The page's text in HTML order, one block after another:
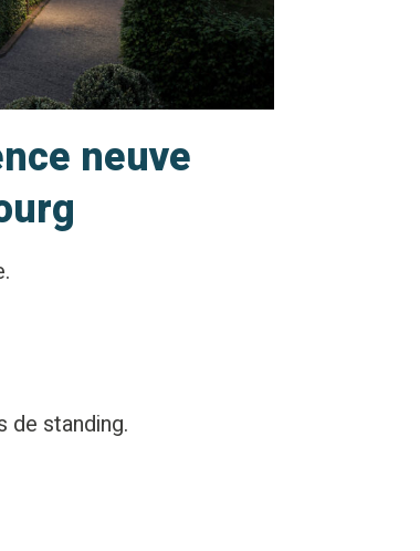
neuve
de standing.